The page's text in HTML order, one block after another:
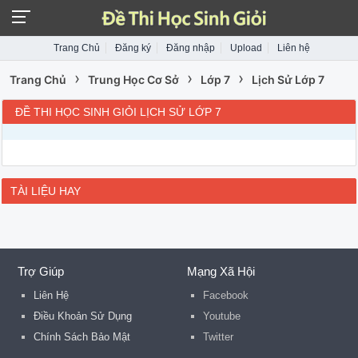
Trang Chủ Đăng ký Đăng nhập Upload Liên hệ
Trang Chủ › Trung Học Cơ Sở › Lớp 7 › Lịch Sử Lớp 7
ĐỀ THI HỌC SINH GIỎI LỊCH SỬ LỚP 7
TÀI LIỆU HAY
Trợ Giúp
Liên Hệ
Điều Khoản Sử Dụng
Chính Sách Bảo Mật
Mạng Xã Hội
Facebook
Youtube
Twitter